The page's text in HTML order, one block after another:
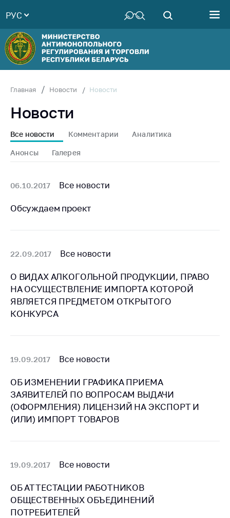
Руководство
Структура
Министерства
Территориальные
Законодательство
Антикоррупционная
деятельность
совет
Соискателям
универсальная
Общественная
жизнь
Идеологическая
символы
5 лет МАРТ
Деятельность
Ценовая политика
Регулирование и
контроль закупок
РУС
Главная Новости Новости
Новости
Все новости Комментарии Аналитика
Анонсы Галерея
06.10.2017 Все новости
Обсуждаем проект
22.09.2017 Все новости
О ВИДАХ АЛКОГОЛЬНОЙ ПРОДУКЦИИ, ПРАВО
НА ОСУЩЕСТВЛЕНИЕ ИМПОРТА КОТОРОЙ
ЯВЛЯЕТСЯ ПРЕДМЕТОМ ОТКРЫТОГО
КОНКУРСА
19.09.2017 Все новости
ОБ ИЗМЕНЕНИИ ГРАФИКА ПРИЕМА
ЗАЯВИТЕЛЕЙ ПО ВОПРОСАМ ВЫДАЧИ
(ОФОРМЛЕНИЯ) ЛИЦЕНЗИЙ НА ЭКСПОРТ И
(ИЛИ) ИМПОРТ ТОВАРОВ
19.09.2017 Все новости
ОБ АТТЕСТАЦИИ РАБОТНИКОВ
ОБЩЕСТВЕННЫХ ОБЪЕДИНЕНИЙ
ПОТРЕБИТЕЛЕЙ